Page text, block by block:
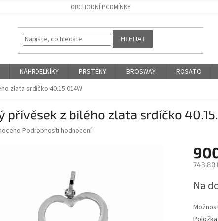
OBCHODNÍ PODMÍNKY
HLEDAT
NÁHRDELNÍKY PRSTENY BROSWAY ROSATO
zlata srdíčko 40.15.014W
přívěsek z bílého zlata srdíčko
Podrobnosti hodnocení
743,80
cena:
Na